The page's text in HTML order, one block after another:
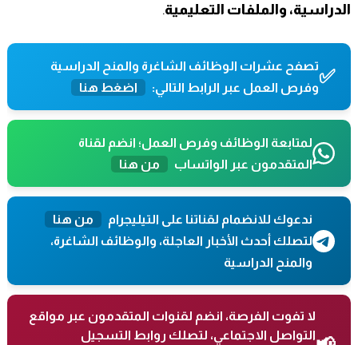
الدراسية، والملفات التعليمية.
✅تصفح عشرات الوظائف الشاغرة والمنح الدراسية
وفرص العمل عبر الرابط التالي:
اضغط هنا
لمتابعة الوظائف وفرص العمل؛ انضم لقناة
المتقدمون عبر الواتساب
من هنا
ندعوك للانضمام لقناتنا على التيليجرام
من هنا
لتصلك أحدث الأخبار العاجلة، والوظائف الشاغرة،
والمنح الدراسية
لا تفوت الفرصة، انضم لقنوات المتقدمون عبر مواقع
التواصل الاجتماعي، لتصلك روابط التسجيل